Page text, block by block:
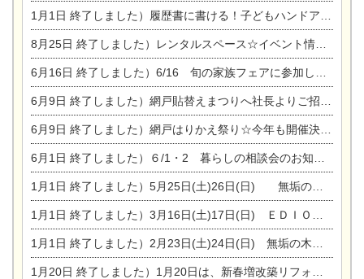
1月1日 終了しました）履歴書に書ける！子どもハンドアロマ講座☆
8月25日 終了しました）レンタルスペース☆イベント情報☆チャイルドアロマセラピスト
6月16日 終了しました）6/16 旬の家族フェアに参加します☆
6月9日 終了しました）網戸貼替えまつりへ社長よりご招待です♪
6月9日 終了しました）網戸はりかえ祭り☆今年も開催決定！
6月1日 終了しました）６/1・2 暮らしの相談会のお知らせ
1月1日 終了しました）5月25日(土)26日(日) 無垢の木の家体感見学会開催☆
1月1日 終了しました）3月16日(土)17日(日) ＥＤＩＯＮ東陽住建でんき館 総決算まつり
1月1日 終了しました）2月23日(土)24日(日) 無垢の木の家 完成見学会
1月20日 終了しました）1月20日は、新春増改築リフォームまつり＆家の修理祭り＆家電まつりです。